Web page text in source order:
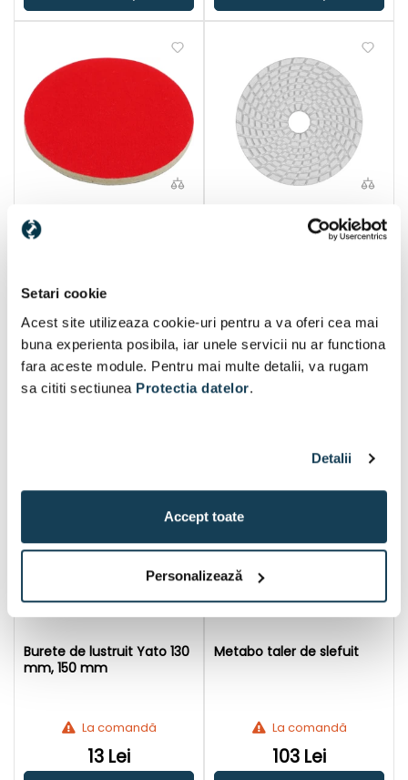
Setari cookie
Acest site utilizeaza cookie-uri pentru a va oferi cea mai
buna experienta posibila, iar unele servicii nu ar functiona
fara aceste module. Pentru mai multe detalii, va rugam
sa cititi sectiunea Protectia datelor.
Detalii
Accept toate
Personalizează
La comandă
11 Lei
În coș
Disponibil: 1 buc
15 Lei
Burete de lustruit Yato 130
mm, 150 mm
La comandă
13 Lei
Metabo taler de slefuit
La comandă
103 Lei